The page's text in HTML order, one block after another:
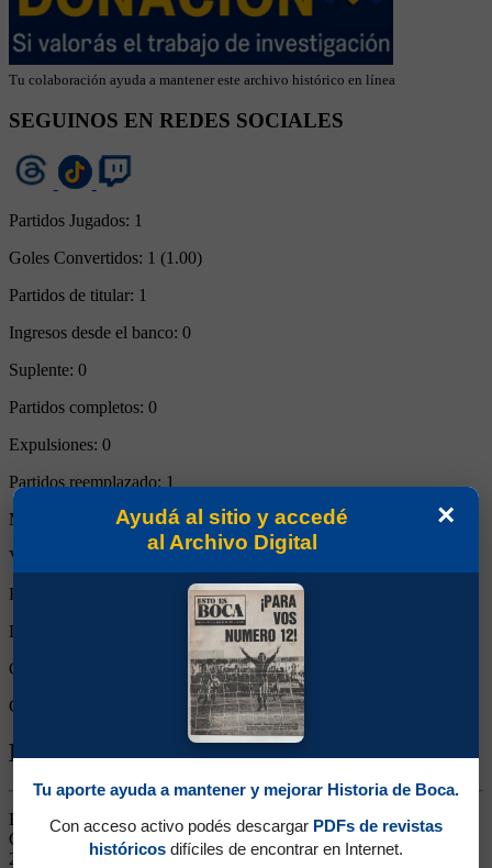
Tu colaboración ayuda a mantener este archivo histórico en línea
SEGUINOS EN REDES SOCIALES
Partidos Jugados: 1
Goles Convertidos: 1 (1.00)
Partidos de titular: 1
Ingresos desde el banco: 0
Suplente: 0
Partidos completos: 0
Expulsiones: 0
Partidos reemplazado: 1
Minutos Disputados:45
Victorias:
Empates:
Derrotas:
Goles de Boca:
Goles rivales:
Biografía de Juan Román Riquelme
Enganche. Ganó 11 títulos (Aperturas 1998, 2000, 2008 y 2011,
Clausura 1999, Libertadores 2000, 2001 y 2007, Intercontinental
2000, Recopa 2008 y Copa Argentina 2012). Jugó 13 partidos en la
×
Ayudá al sitio y accedé
al Archivo Digital
Tu aporte ayuda a mantener y mejorar Historia de Boca.
Con acceso activo podés descargar PDFs de revistas
históricos difíciles de encontrar en Internet.